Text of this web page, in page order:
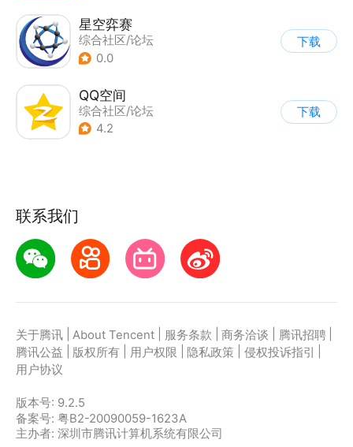
星空弈赛
综合社区/论坛
| 兴趣社区
0.0
下载
QQ空间
综合社区/论坛
4.2
下载
联系我们
关于腾讯 About Tencent 服务条款 商务洽谈 腾讯招聘
腾讯公益
版权所有 用户权限 隐私政策 侵权投诉指引
用户协议
版本号: 9.2.5
备案号: 粤B2-20090059-1623A
主办者: 深圳市腾讯计算机系统有限公司